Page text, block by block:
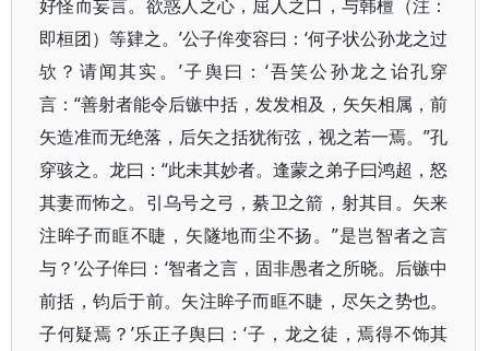
好怪而妄言。欲惑人之心，屈人之口，与韩檀（注：
即桓团）等肄之。’公子侔变容曰：‘何子状公孙龙之过
欤？请闻其实。’子舆曰：‘吾笑公孙龙之诒孔穿
言：“善射者能令后镞中括，发发相及，矢矢相属，前
矢造准而无绝落，后矢之括犹衔弦，视之若一焉。”孔
穿骇之。龙曰：“此未其妙者。逢蒙之弟子曰鸿超，怒
其妻而怖之。引乌号之弓，綦卫之箭，射其目。矢来
注眸子而眶不睫，矢隧地而尘不扬。”是岂智者之言
与？’公子侔曰：‘智者之言，固非愚者之所晓。后镞中
前括，钧后于前。矢注眸子而眶不睫，尽矢之势也。
子何疑焉？’乐正子舆曰：‘子，龙之徒，焉得不饰其